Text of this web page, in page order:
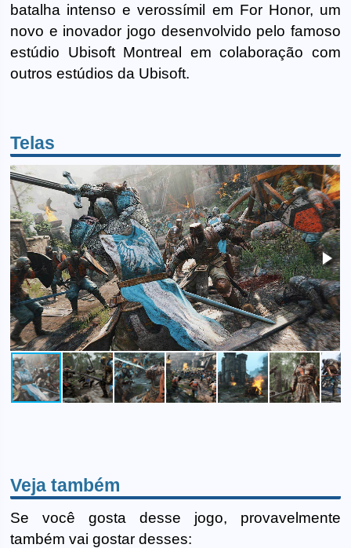
batalha intenso e verossímil em For Honor, um
novo e inovador jogo desenvolvido pelo famoso
estúdio Ubisoft Montreal em colaboração com
outros estúdios da Ubisoft.
Telas
Veja também
Se você gosta desse jogo, provavelmente
também vai gostar desses: